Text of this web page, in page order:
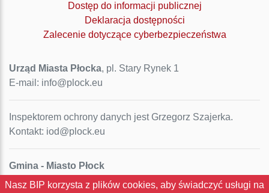
Dostęp do informacji publicznej
Deklaracja dostępności
Zalecenie dotyczące cyberbezpieczeństwa
Urząd Miasta Płocka, pl. Stary Rynek 1
E-mail: info@plock.eu
Inspektorem ochrony danych jest Grzegorz Szajerka.
Kontakt: iod@plock.eu
Gmina - Miasto Płock
Pl. Stary Rynek 1
Nasz BIP korzysta z plików cookies, aby świadczyć usługi na